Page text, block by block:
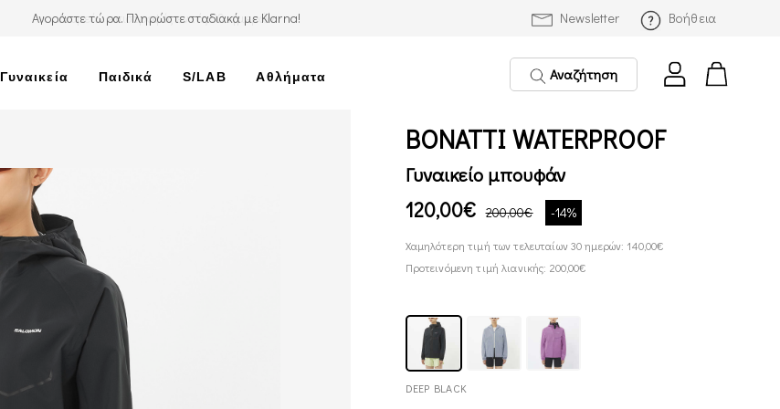
Newsletter Βοήθεια
Αγοράστε τώρα. Πληρώστε σταδιακά με Klarna!
Γυναικεία Παιδικά S/LAB Αθλήματα Αναζήτηση
BONATTI WATERPROOF
Γυναικείο μπουφάν
120,00€ 200,00€ -14%
Χαμηλότερη τιμή των τελευταίων 30 ημερών: 140,00€
Προτεινόμενη τιμή λιανικής: 200,00€
DEEP BLACK